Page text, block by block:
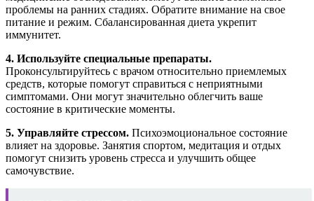
проблемы на ранних стадиях. Обратите внимание на свое
питание и режим. Сбалансированная диета укрепит
иммунитет.
4. Используйте специальные препараты.
Проконсультируйтесь с врачом относительно приемлемых
средств, которые помогут справиться с неприятными
симптомами. Они могут значительно облегчить ваше
состояние в критические моменты.
5. Управляйте стрессом. Психоэмоциональное состояние
влияет на здоровье. Занятия спортом, медитация и отдых
помогут снизить уровень стресса и улучшить общее
самочувствие.